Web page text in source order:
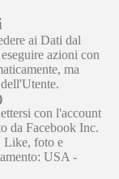
ai Dati dal
azioni con
ma
con l'account
da Facebook Inc.
Like, foto e
USA -